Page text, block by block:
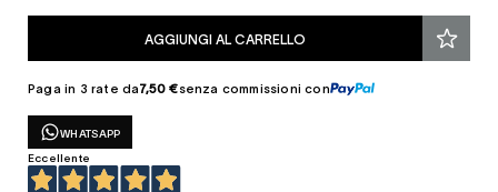
AGGIUNGI AL CARRELLO
Paga in 3 rate da7,50 €senza commissioni con
WHATSAPP
Eccellente